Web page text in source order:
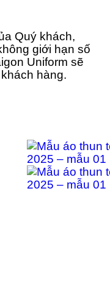
Quý khách,
giới hạn số
Uniform sẽ
hàng.